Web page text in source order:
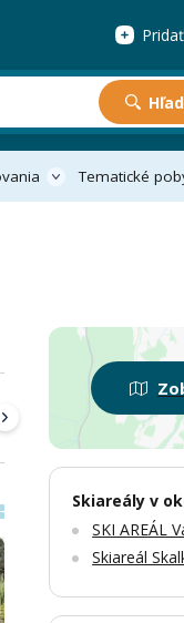
Tematické
Na samote
Skiareály v
SKI AREÁL
Skiareál